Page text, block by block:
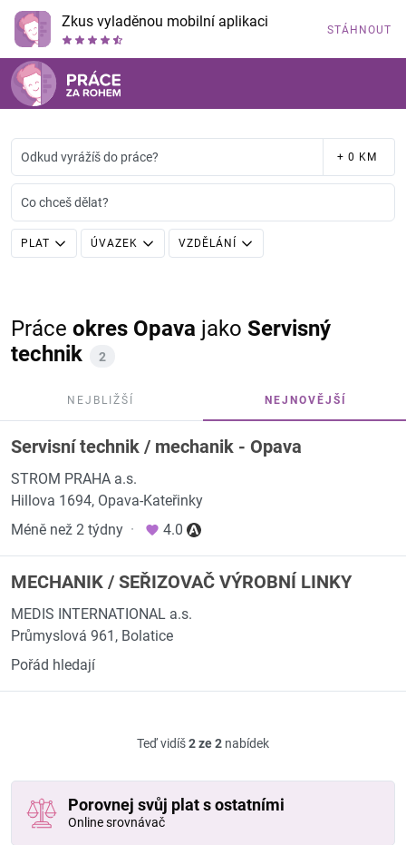
Zkus vyladěnou mobilní aplikaci STÁHNOUT
Odkud vyrážíš do práce? + 0 KM
Co chceš dělat?
PLAT ÚVAZEK VZDĚLÁNÍ
Práce okres Opava jako Servisný
technik
2
NEJBLIŽŠÍ NEJNOVĚJŠÍ
Servisní technik / mechanik - Opava
STROM PRAHA a.s.
Hillova 1694, Opava-Kateřinky
Méně než 2 týdny · 4.0
MECHANIK / SEŘIZOVAČ VÝROBNÍ LINKY
MEDIS INTERNATIONAL a.s.
Průmyslová 961, Bolatice
Pořád hledají
Teď vidíš2 ze 2 nabídek
Porovnej svůj plat s ostatními
Online srovnávač